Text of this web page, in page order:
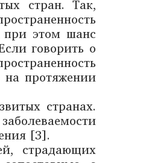
стран. Так,
при этом шанс
говорить о
на протяжении
странах.
[3].
страдающих